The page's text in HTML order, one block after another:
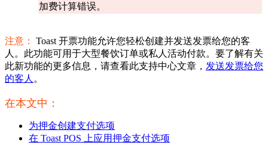
加费计算错误。
注意：
Toast 开票功能允许您轻松创建并发送发票给您的客
人。此功能可用于大型餐饮订单或私人活动付款。要了解有关
此新功能的更多信息，请查看此支持中心文章， 发送发票给您
的客人。
在本文中：
为押金创建支付选项
在 Toast POS 上应用押金支付选项